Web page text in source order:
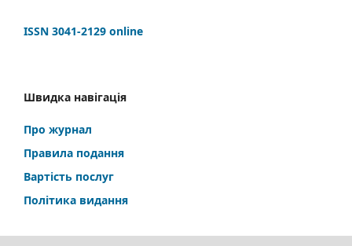
ISSN 3041-2129 online
Швидка навігація
Про журнал
Правила подання
Вартість послуг
Політика видання